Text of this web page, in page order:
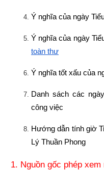
Ý nghĩa của ngày
Ý nghĩa của ngày
toàn thư
Ý nghĩa tốt xấu của
Danh sách các
công việc
Hướng dẫn tính giờ
Lý Thuần Phong
1. Nguồn gốc phép